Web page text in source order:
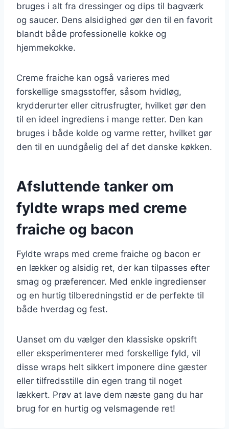
bruges i alt fra dressinger og dips til bagværk
og saucer. Dens alsidighed gør den til en favorit
blandt både professionelle kokke og
hjemmekokke.
Creme fraiche kan også varieres med
forskellige smagsstoffer, såsom hvidløg,
krydderurter eller citrusfrugter, hvilket gør den
til en ideel ingrediens i mange retter. Den kan
bruges i både kolde og varme retter, hvilket gør
den til en uundgåelig del af det danske køkken.
Afsluttende tanker om
fyldte wraps med creme
fraiche og bacon
Fyldte wraps med creme fraiche og bacon er
en lækker og alsidig ret, der kan tilpasses efter
smag og præferencer. Med enkle ingredienser
og en hurtig tilberedningstid er de perfekte til
både hverdag og fest.
Uanset om du vælger den klassiske opskrift
eller eksperimenterer med forskellige fyld, vil
disse wraps helt sikkert imponere dine gæster
eller tilfredsstille din egen trang til noget
lækkert. Prøv at lave dem næste gang du har
brug for en hurtig og velsmagende ret!